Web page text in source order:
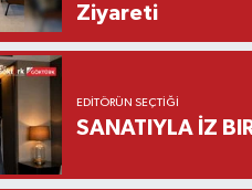
Ziyareti
EDITÖRÜN SEÇTIĞI
SANATIYLA İZ